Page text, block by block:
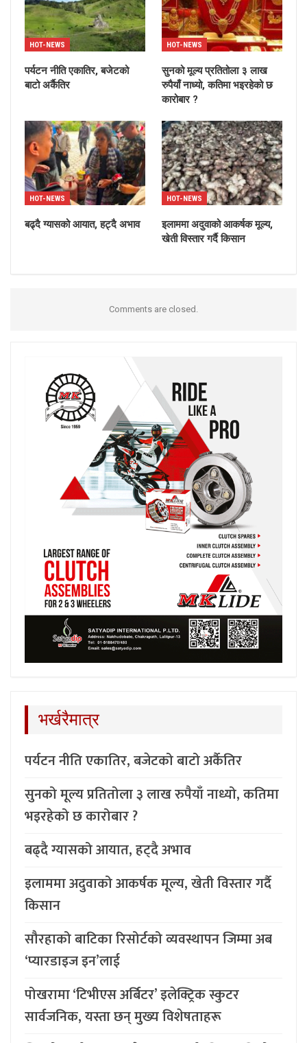
HOT-NEWS
पर्यटन नीति एकातिर, बजेटको
बाटो अर्कैतिर
HOT-NEWS
सुनको मूल्य प्रतितोला ३ लाख
रुपैयाँ नाध्यो, कतिमा भइरहेको छ
कारोबार ?
HOT-NEWS
बढ्दै ग्यासको आयात, हट्दै अभाव
HOT-NEWS
इलाममा अदुवाको आकर्षक मूल्य,
खेती विस्तार गर्दै किसान
Comments are closed.
भर्खरैमात्र
पर्यटन नीति एकातिर, बजेटको बाटो अर्कैतिर
सुनको मूल्य प्रतितोला ३ लाख रुपैयाँ नाध्यो, कतिमा
भइरहेको छ कारोबार ?
बढ्दै ग्यासको आयात, हट्दै अभाव
इलाममा अदुवाको आकर्षक मूल्य, खेती विस्तार गर्दै
किसान
सौरहाको बाटिका रिसोर्टको व्यवस्थापन जिम्मा अब
‘प्यारडाइज इन’लाई
पोखरामा ‘टिभीएस अर्बिटर’ इलेक्ट्रिक स्कुटर
सार्वजनिक, यस्ता छन् मुख्य विशेषताहरू